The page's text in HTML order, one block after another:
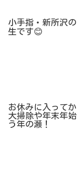
小手指・新所沢
生です😊
お休みに入って
大掃除や年末年
う年の瀬！